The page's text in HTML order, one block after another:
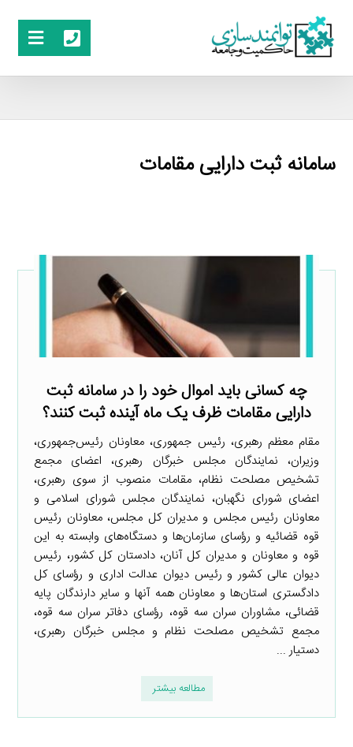
سامانه ثبت دارایی مقامات
چه کسانی باید اموال خود را در سامانه ثبت
دارایی مقامات ظرف یک ماه آینده ثبت کنند؟
مقام معظم رهبری، رئیس‌ جمهوری، معاونان رئیس‌جمهوری،
وزیران، نمایندگان مجلس خبرگان رهبری، اعضای مجمع
تشخیص مصلحت نظام، مقامات منصوب از سوی رهبری،
اعضای شورای نگهبان، نمایندگان مجلس شورای اسلامی و
معاونان رئیس مجلس و مدیران کل مجلس، معاونان رئیس
قوه قضائیه و رؤسای سازمان‌ها و دستگاه‌های وابسته به این
قوه و معاونان و مدیران کل آنان، دادستان کل کشور، رئیس
دیوان عالی کشور و رئیس دیوان عدالت اداری و رؤسای کل
دادگستری استان‌ها و معاونان همه آنها و سایر دارندگان پایه
قضائی، مشاوران سران سه قوه، رؤسای دفاتر سران سه قوه،
مجمع تشخیص مصلحت نظام و مجلس خبرگان رهبری،
دستیار ...
مطالعه بیشتر